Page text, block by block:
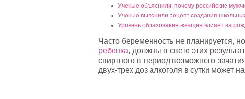
Ученые объяснили, почему российские
Ученые выяснили рецепт создания
Уровень образования женщин влияет на
Часто беременность не планируется,
ребенка, должны в свете этих
спиртного в период возможного
двух-трех доз алкоголя в сутки может